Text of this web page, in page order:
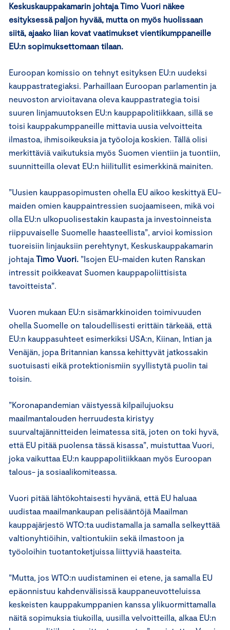
Keskuskauppakamarin johtaja Timo Vuori näkee
esityksessä paljon hyvää, mutta on myös huolissaan
siitä, ajaako liian kovat vaatimukset vientikumppaneille
EU:n sopimuksettomaan tilaan.
Euroopan komissio on tehnyt esityksen EU:n uudeksi
kauppastrategiaksi. Parhaillaan Euroopan parlamentin ja
neuvoston arvioitavana oleva kauppastrategia toisi
suuren linjamuutoksen EU:n kauppapolitiikkaan, sillä se
toisi kauppakumppaneille mittavia uusia velvoitteita
ilmastoa, ihmisoikeuksia ja työoloja koskien. Tällä olisi
merkittäviä vaikutuksia myös Suomen vientiin ja tuontiin,
suunnitteilla olevat EU:n hiilitullit esimerkkinä mainiten.
”Uusien kauppasopimusten ohella EU aikoo keskittyä EU-
maiden omien kauppaintressien suojaamiseen, mikä voi
olla EU:n ulkopuolisestakin kaupasta ja investoinneista
riippuvaiselle Suomelle haasteellista”, arvioi komission
tuoreisiin linjauksiin perehtynyt, Keskuskauppakamarin
johtaja Timo Vuori. ”Isojen EU-maiden kuten Ranskan
intressit poikkeavat Suomen kauppapoliittisista
tavoitteista”.
Vuoren mukaan EU:n sisämarkkinoiden toimivuuden
ohella Suomelle on taloudellisesti erittäin tärkeää, että
EU:n kauppasuhteet esimerkiksi USA:n, Kiinan, Intian ja
Venäjän, jopa Britannian kanssa kehittyvät jatkossakin
suotuisasti eikä protektionismiin syyllistytä puolin tai
toisin.
”Koronapandemian väistyessä kilpailujuoksu
maailmantalouden herruudesta kiristyy
suurvaltajännitteiden leimatessa sitä, joten on toki hyvä,
että EU pitää puolensa tässä kisassa”, muistuttaa Vuori,
joka vaikuttaa EU:n kauppapolitiikkaan myös Euroopan
talous- ja sosiaalikomiteassa.
Vuori pitää lähtökohtaisesti hyvänä, että EU haluaa
uudistaa maailmankaupan pelisääntöjä Maailman
kauppajärjestö WTO:ta uudistamalla ja samalla selkeyttää
valtionyhtiöihin, valtiontukiin sekä ilmastoon ja
työoloihin tuotantoketjuissa liittyviä haasteita.
”Mutta, jos WTO:n uudistaminen ei etene, ja samalla EU
epäonnistuu kahdenvälisissä kauppaneuvotteluissa
keskeisten kauppakumppanien kanssa ylikuormittamalla
näitä sopimuksia tiukoilla, uusilla velvoitteilla, alkaa EU:n